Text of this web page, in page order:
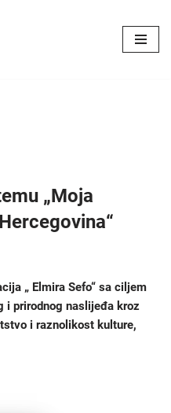
„Moja
„ Elmira Sefo“ sa ciljem
i prirodnog naslijeđa kroz
i raznolikost kulture,